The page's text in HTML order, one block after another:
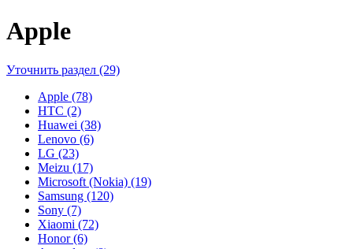
Apple
Уточнить раздел (29)
Apple (78)
HTC (2)
Huawei (38)
Lenovo (6)
LG (23)
Meizu (17)
Microsoft (Nokia) (19)
Samsung (120)
Sony (7)
Xiaomi (72)
Honor (6)